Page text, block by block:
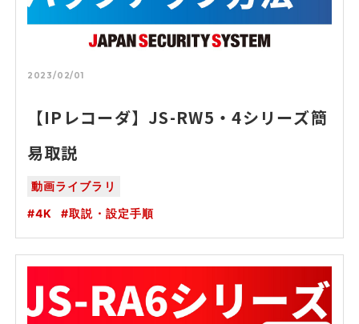
2023/02/01
【IPレコーダ】JS-RW5・4シリーズ簡
易取説
動画ライブラリ
4K
取説・設定手順